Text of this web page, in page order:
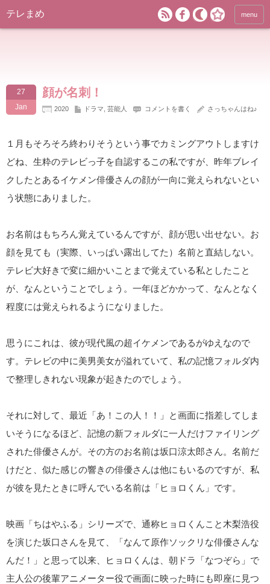
テレまめ menu
27
Jan
顔が名刺！
2020 ドラマ 芸能人 コメントを書く さっちゃんはね♪
１月もそろそろ終わりそうという事でカミングアウトしますけ
どね、生粋のテレビっ子を自認するこの私ですが、昨年ブレイ
クしたとあるイケメン俳優さんの顔が一向に覚えられないとい
う状態にありました。
お名前はもちろん覚えているんですが、顔が思い出せない。お
顔を見ても（実際、いっぱい露出してた）名前と直結しない。
テレビ大好きで変に細かいことまで覚えている私としたこと
が、なんということでしょう。一年ほどかかって、なんとなく
程度には覚えられるようになりました。
思うにこれは、彼が現代風の超イケメンであるがゆえなので
す。テレビの中に美男美女が溢れていて、私の記憶フォルダ内
で整理しきれない現象が起きたのでしょう。
それに対して、最近「あ！この人！！」と画面に指差してしま
いそうになるほど、記憶の新フォルダに一人だけファイリング
された俳優さんが。その方のお名前は坂口涼太郎さん。名前だ
けだと、似た感じの響きの俳優さんは他にもいるのですが、私
が彼を見たときに呼んでいる名前は「ヒョロくん」です。
映画「ちはやふる」シリーズで、通称ヒョロくんこと木梨浩役
を演じた坂口さんを見て、「なんて原作ソックリな俳優さんな
んだ！」と思って以来、ヒョロくんは、朝ドラ「なつぞら」で
主人公の後輩アニメーター役で画面に映った時にも即座に見つ